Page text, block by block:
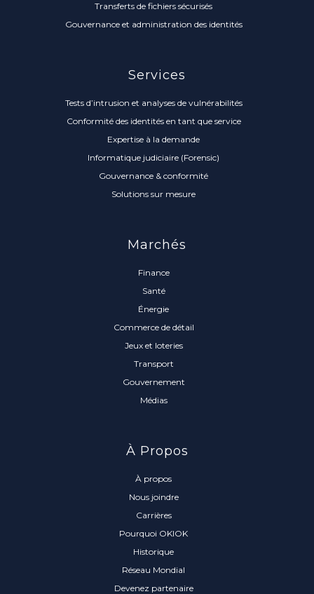
Transferts de fichiers sécurisés
Gouvernance et administration des identités
Services
Tests d’intrusion et analyses de vulnérabilités
Conformité des identités en tant que service
Expertise à la demande
Informatique judiciaire (Forensic)
Gouvernance & conformité
Solutions sur mesure
Marchés
Finance
Santé
Énergie
Commerce de détail
Jeux et loteries
Transport
Gouvernement
Médias
À Propos
À propos
Nous joindre
Carrières
Pourquoi OKIOK
Historique
Réseau Mondial
Devenez partenaire